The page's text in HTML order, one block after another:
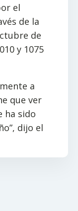
el
de la
de
y 1075
a
que ver
ha sido
dijo el